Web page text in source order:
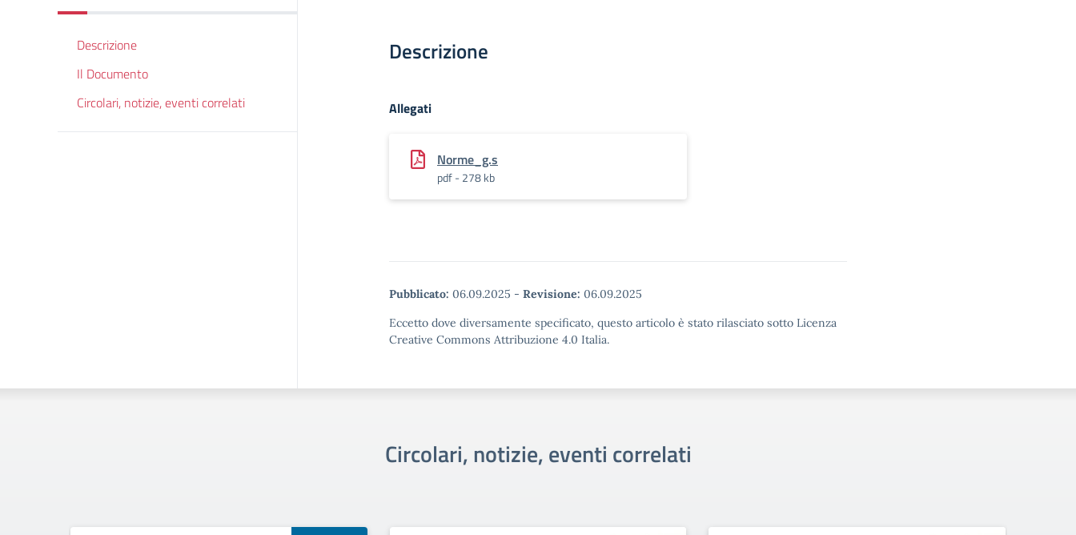
Descrizione
Il Documento
Circolari, notizie, eventi correlati
Descrizione
Allegati
Norme_g.s
pdf - 278 kb
Pubblicato: 06.09.2025 - Revisione: 06.09.2025
Eccetto dove diversamente specificato, questo articolo è stato rilasciato sotto Licenza
Creative Commons Attribuzione 4.0 Italia.
Circolari, notizie, eventi correlati